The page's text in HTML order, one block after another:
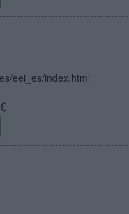
eei_es/index.html